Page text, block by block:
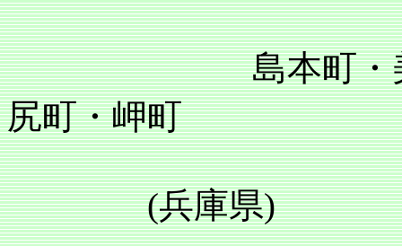
島本町・美原町
尻町・岬町
(兵庫県)